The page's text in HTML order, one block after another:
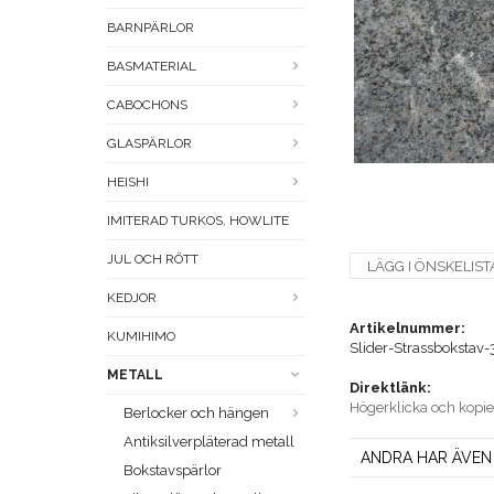
BARNPÄRLOR
BASMATERIAL
CABOCHONS
GLASPÄRLOR
HEISHI
IMITERAD TURKOS, HOWLITE
JUL OCH RÖTT
KEDJOR
KUMIHIMO
METALL
Berlocker och hängen
Antiksilverpläterad metall
Bokstavspärlor
LÄGG I
Artikelnummer:
Slider-Strassbokstav-
Direktlänk:
Högerklicka och
ANDRA HAR